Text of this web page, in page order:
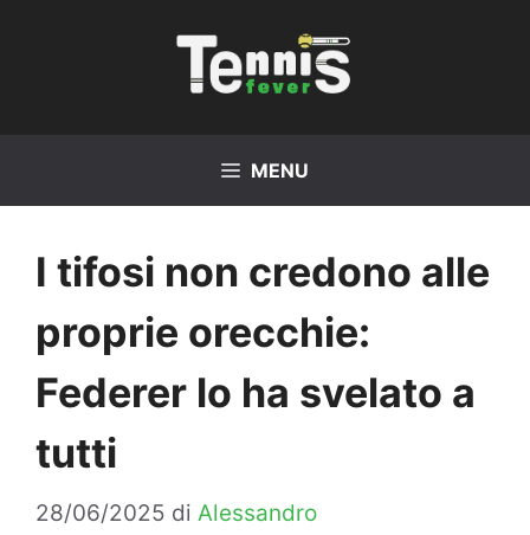
MENU
I tifosi non credono alle
proprie orecchie:
Federer lo ha svelato a
tutti
28/06/2025 di Alessandro